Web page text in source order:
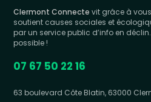
Clermont Connecte vit grâce à
soutient causes sociales et
par un service public d’info en
possible !
07 67 50 22 16
63 boulevard Côte Blatin, 63000